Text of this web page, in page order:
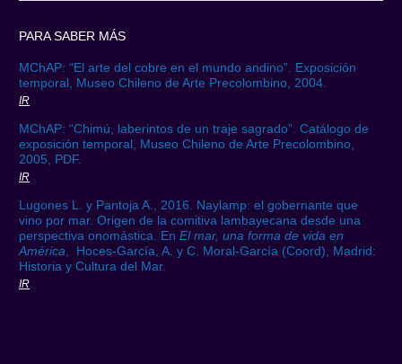
PARA SABER MÁS
MChAP: “El arte del cobre en el mundo andino”. Exposición
temporal, Museo Chileno de Arte Precolombino, 2004.
IR
MChAP: “Chimú, laberintos de un traje sagrado”. Catálogo de
exposición temporal, Museo Chileno de Arte Precolombino,
2005, PDF.
IR
Lugones L. y Pantoja A., 2016. Naylamp: el gobernante que
vino por mar. Origen de la comitiva lambayecana desde una
perspectiva onomástica. En El mar, una forma de vida en
América , Hoces-García, A. y C. Moral-García (Coord), Madrid:
Historia y Cultura del Mar.
IR